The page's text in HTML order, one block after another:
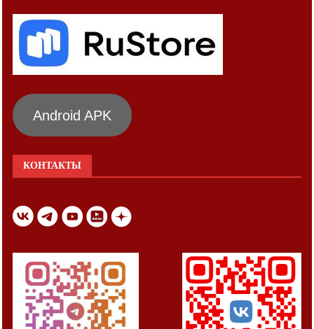
Android APK
КОНТАКТЫ